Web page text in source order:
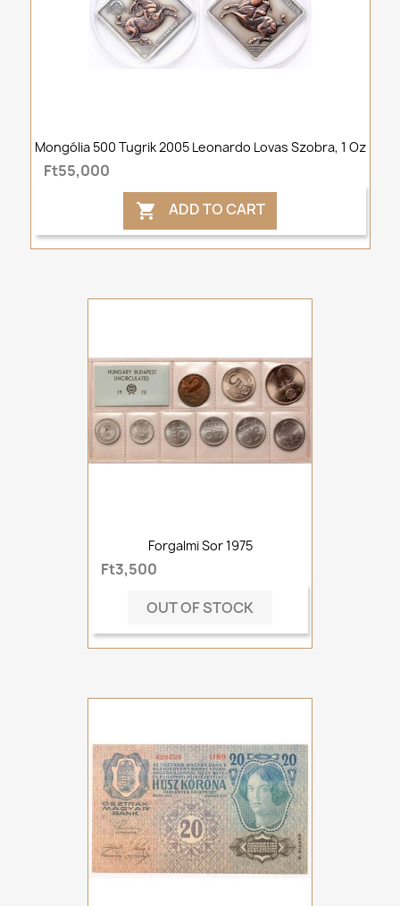
Mongólia 500 Tugrik 2005 Leonardo Lovas Szobra, 1 Oz
Ft55,000
 ADD TO CART
Forgalmi Sor 1975
Ft3,500
OUT OF STOCK